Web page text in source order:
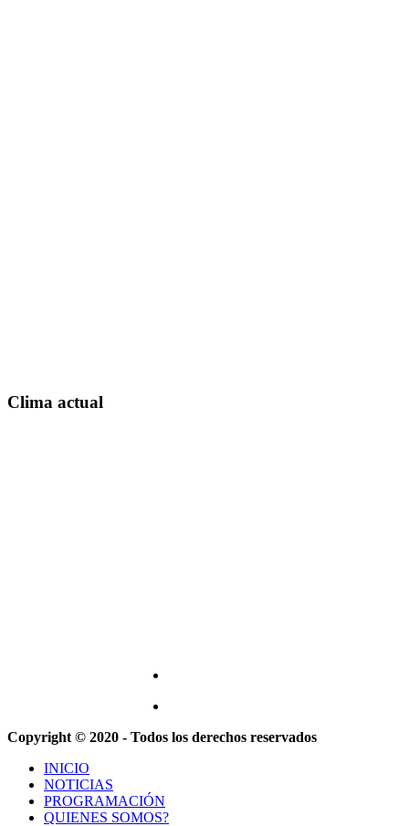
Clima actual
Copyright © 2020 - Todos los derechos reservados
INICIO
NOTICIAS
PROGRAMACIÓN
QUIENES SOMOS?